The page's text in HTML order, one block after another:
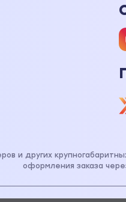
и других
оформления заказа